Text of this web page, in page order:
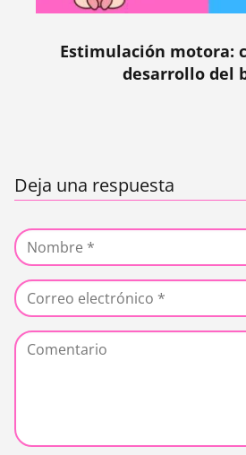
Estimulación motora:
desarrollo del
Deja una respuesta